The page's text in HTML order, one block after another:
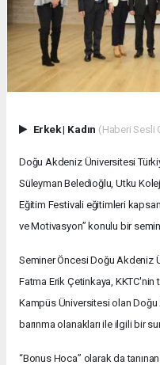
Erkek| Kadın (Haberi Sesli
Doğu Akdeniz Üniversitesi
Süleyman Beledioğlu, Utku
Eğitim Festivali eğitimleri
ve Motivasyon” konulu bir
Seminer Öncesi Doğu Akdeniz
Fatma Erik Çetinkaya,
Kampüs Üniversitesi olan
barınma olanakları ile ilgili bir
“Bonus Hoca” olarak da